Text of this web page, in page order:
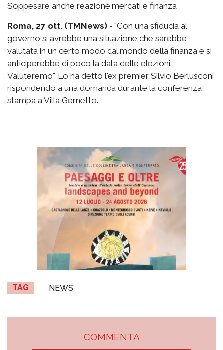
Soppesare anche reazione mercati e finanza
Roma, 27 ott. (TMNews) - "Con una sfiducia al
governo si avrebbe una situazione che sarebbe
valutata in un certo modo dal mondo della finanza e si
anticiperebbe di poco la data delle elezioni.
Valuteremo". Lo ha detto l'ex premier Silvio Berlusconi
rispondendo a una domanda durante la conferenza
stampa a Villa Gernetto.
TAG NEWS
COMMENTA